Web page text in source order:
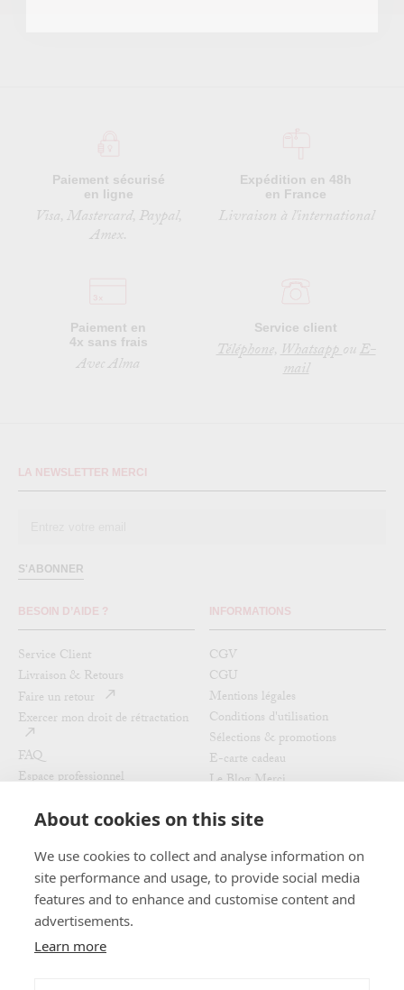
Paiement sécurisé
en ligne
Visa, Mastercard, Paypal,
Amex.
Expédition en 48h
en France
Livraison à l'international
Paiement en
4x sans frais
Avec Alma
Service client
Téléphone,WhatsappouE-
mail
LA NEWSLETTER MERCI
S'ABONNER
BESOIN D’AIDE ?
Service Client
Livraison & Retours
Faire un retour
Exercer mon droit de rétractation
FAQ
Espace professionnel
Recrutement
INFORMATIONS
CGV
CGU
Mentions légales
Conditions d'utilisation
Sélections & promotions
E-carte cadeau
Le Blog Merci
Payés
RETROUVEZ-NOUS
Instagram
Facebook
Pinterest
LES LIEUX MERCI
Nos magasins
About cookies on this site
We use cookies to collect and analyse information on
site performance and usage, to provide social media
features and to enhance and customise content and
advertisements.
Learn more